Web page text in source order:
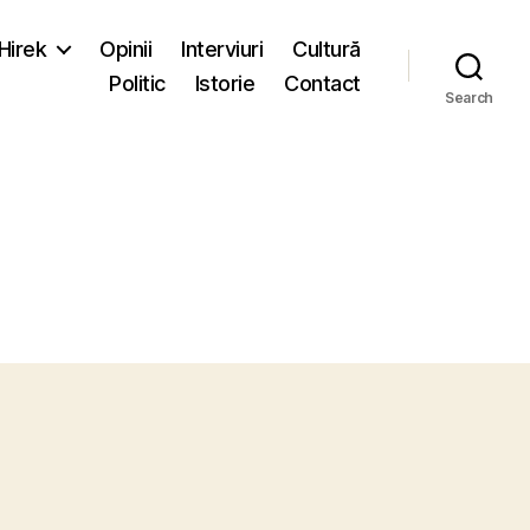
Opinii Interviuri
Cultură
Politic
Istorie Contact
Search